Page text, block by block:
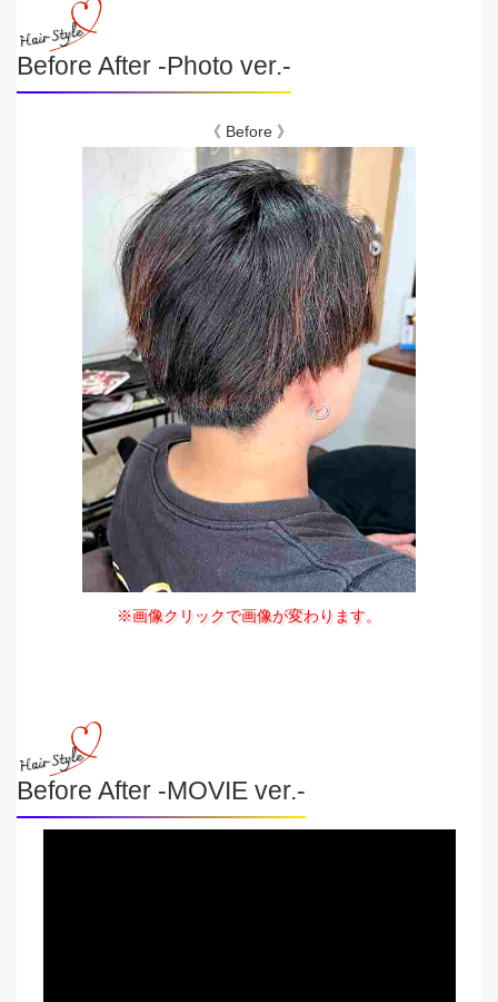
Before After -Photo ver.-
《 Before 》
※画像クリックで画像が変わります。
Before After -MOVIE ver.-